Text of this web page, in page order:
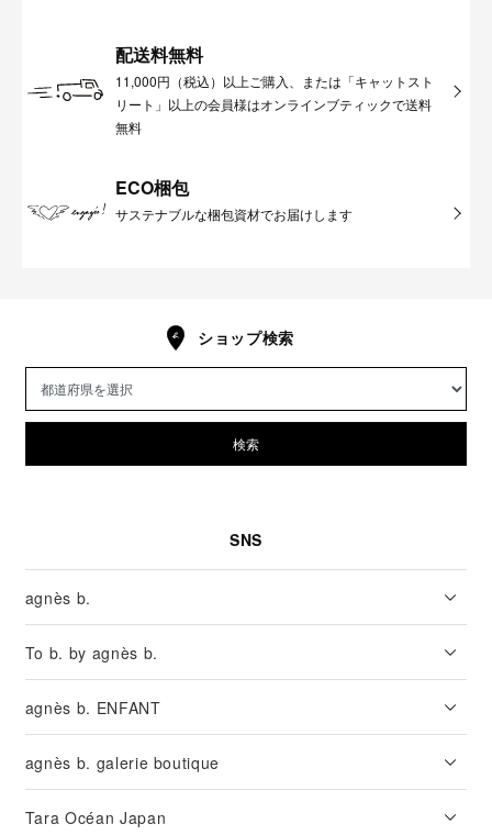
配送料無料
11,000円（税込）以上ご購入、または「キャットスト
リート」以上の会員様はオンラインブティックで送料
無料
ECO梱包
サステナブルな梱包資材でお届けします
ショップ検索
検索
SNS
agnès b.
To b. by agnès b.
agnès b. ENFANT
agnès b. galerie boutique
Tara Océan Japan